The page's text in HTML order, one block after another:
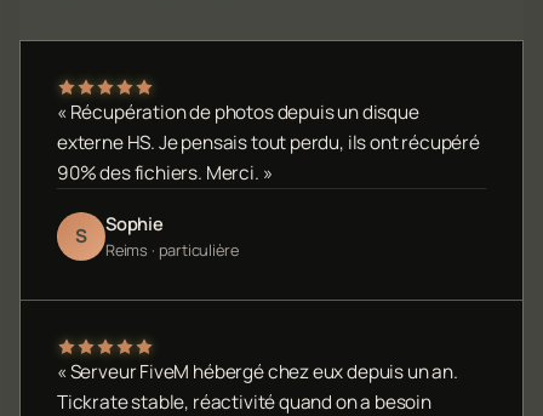
« Récupération de photos depuis un disque
externe HS. Je pensais tout perdu, ils ont récupéré
90% des fichiers. Merci. »
S Sophie
Reims · particulière
« Serveur FiveM hébergé chez eux depuis un an.
Tickrate stable, réactivité quand on a besoin